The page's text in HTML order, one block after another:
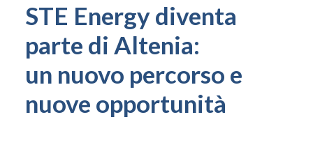
STE Energy diventa
parte di Altenia:
un nuovo percorso e
nuove opportunità